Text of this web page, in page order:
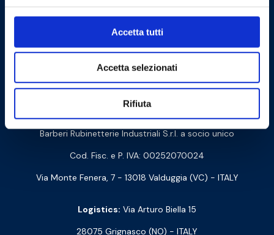
Accetta tutti
Accetta selezionati
Rifiuta
Cookie Policy Privacy Policy
Contact us
Barberi Rubinetterie Industriali S.r.l. a socio unico
Cod. Fisc. e P. IVA: 00252070024
Via Monte Fenera, 7 - 13018 Valduggia (VC) - ITALY
Logistics: Via Arturo Biella 15
28075 Grignasco (NO) - ITALY